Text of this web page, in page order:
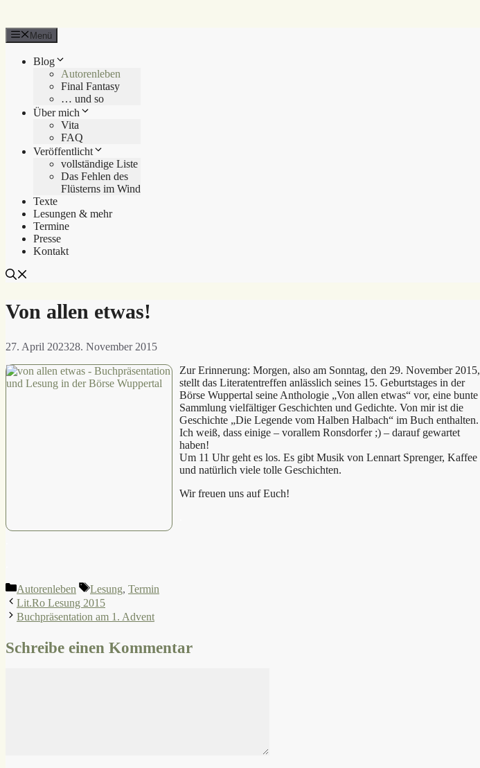
Menü
Blog
Autorenleben
Final Fantasy
… und so
Über mich
Vita
FAQ
Veröffentlicht
vollständige Liste
Das Fehlen des
Flüsterns im Wind
Texte
Lesungen & mehr
Termine
Presse
Kontakt
Von allen etwas!
27. April 202328. November 2015
Zur Erinnerung: Morgen, also am Sonntag, den 29. November 2015,
stellt das Literatentreffen anlässlich seines 15. Geburtstages in der
Börse Wuppertal seine Anthologie „Von allen etwas“ vor, eine bunte
Sammlung vielfältiger Geschichten und Gedichte. Von mir ist die
Geschichte „Die Legende vom Halben Halbach“ im Buch enthalten.
Ich weiß, dass einige – vorallem Ronsdorfer ;) – darauf gewartet
haben!
Um 11 Uhr geht es los. Es gibt Musik von Lennart Sprenger, Kaffee
und natürlich viele tolle Geschichten.
Wir freuen uns auf Euch!
Kategorien
Autorenleben Schlagwörter
Lesung, Termin
Lit.Ro Lesung 2015
Buchpräsentation am 1. Advent
Schreibe einen Kommentar